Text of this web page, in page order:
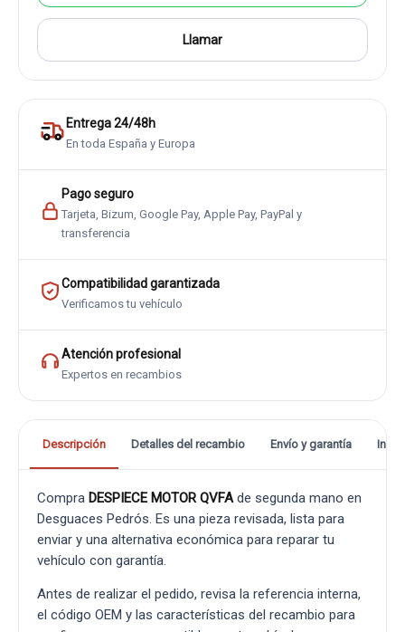
Llamar
Entrega 24/48h
En toda España y Europa
Pago seguro
Tarjeta, Bizum, Google Pay, Apple Pay, PayPal y
transferencia
Compatibilidad garantizada
Verificamos tu vehículo
Atención profesional
Expertos en recambios
Descripción Detalles del recambio Envío y garantía
Compra DESPIECE MOTOR QVFAde segunda mano en
Desguaces Pedrós. Es una pieza revisada, lista para
enviar y una alternativa económica para reparar tu
vehículo con garantía.
Antes de realizar el pedido, revisa la referencia interna,
el código OEM y las características del recambio para